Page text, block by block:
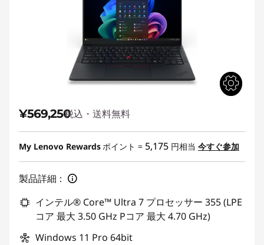
¥569,250税込・送料無料
My Lenovo Rewardsポイント = 5,175 円相当 今すぐ参加
製品詳細：
インテル® Core™ Ultra 7 プロセッサー 355 (LPE
コア 最大 3.50 GHz Pコア 最大 4.70 GHz)
Windows 11 Pro 64bit